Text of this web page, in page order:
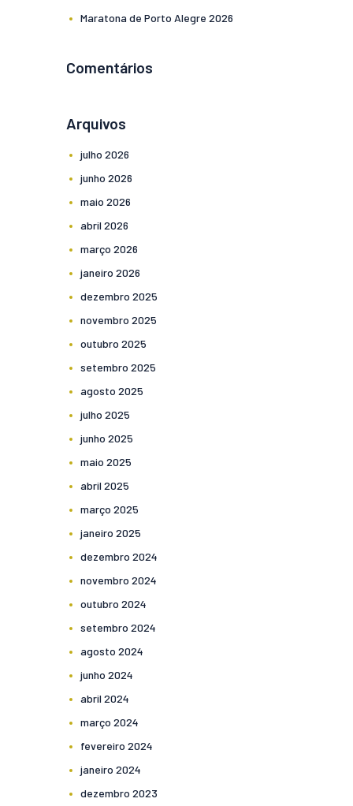
Maratona de Porto Alegre 2026
Comentários
Arquivos
julho 2026
junho 2026
maio 2026
abril 2026
março 2026
janeiro 2026
dezembro 2025
novembro 2025
outubro 2025
setembro 2025
agosto 2025
julho 2025
junho 2025
maio 2025
abril 2025
março 2025
janeiro 2025
dezembro 2024
novembro 2024
outubro 2024
setembro 2024
agosto 2024
junho 2024
abril 2024
março 2024
fevereiro 2024
janeiro 2024
dezembro 2023